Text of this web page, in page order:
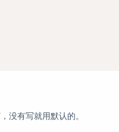
没有写就用默认的。